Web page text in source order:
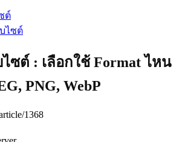
ต์
ไซต์
ซต์ : เลือกใช้ Format ไหน
PNG, WebP
1368